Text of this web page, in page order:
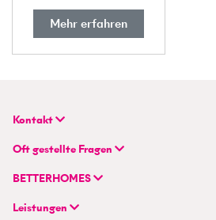
Mehr erfahren
Kontakt
BETTERHOMES Real GmbH
Hauptsitz
Wienerbergstraße 7 / D 2.OG
Oft gestellte Fragen
FAQ | Immobilie verkaufen/vermieten
FAQ | Einstieg für Maklerprofis
BETTERHOMES
Unternehmen
Leistungen